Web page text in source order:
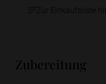
Zur Einkaufsliste
Zubereitung